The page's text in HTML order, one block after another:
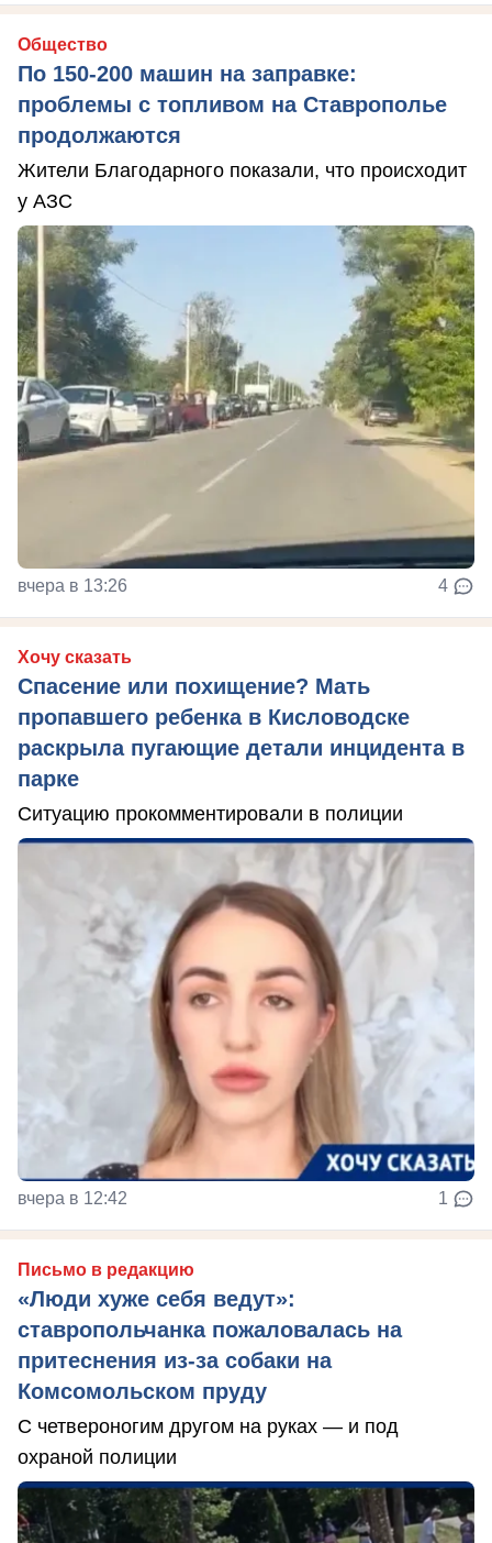
Общество
По 150-200 машин на заправке:
проблемы с топливом на Ставрополье
продолжаются
Жители Благодарного показали, что происходит
у АЗС
вчера в 13:26 4
Хочу сказать
Спасение или похищение? Мать
пропавшего ребенка в Кисловодске
раскрыла пугающие детали инцидента в
парке
Ситуацию прокомментировали в полиции
вчера в 12:42 1
Письмо в редакцию
«Люди хуже себя ведут»:
ставропольчанка пожаловалась на
притеснения из-за собаки на
Комсомольском пруду
С четвероногим другом на руках — и под
охраной полиции